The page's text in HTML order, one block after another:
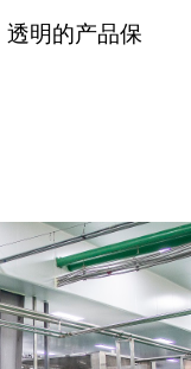
明的产品保